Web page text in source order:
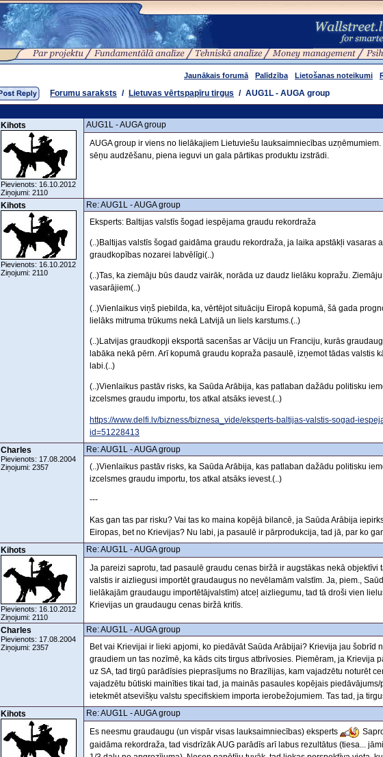
Jaunākais forumā Palīdzība Lietošanas noteikumi
Forumu saraksts / Lietuvas vērtspapīru tirgus / AUG1L - AUGA group
Kihots
Pievienots: 16.10.2012
Ziņojumi: 2110
AUG1L - AUGA group
AUGA group ir viens no lielākajiem Lietuviešu lauksaimniecības
sēņu audzēšanu, piena ieguvi un gala pārtikas produktu izstrādi.
Kihots
Pievienots: 16.10.2012
Ziņojumi: 2110
Re: AUG1L - AUGA group
Eksperts: Baltijas valstīs šogad iespējama graudu rekordraža
(..)Baltijas valstīs šogad gaidāma graudu rekordraža, ja laika apstākļi vasaras
graudkopības nozarei labvēlīgi(..)
(..)Tas, ka ziemāju būs daudz vairāk, norāda uz daudz lielāku kopražu.
vasarājiem(..)
(..)Vienlaikus viņš piebilda, ka, vērtējot situāciju Eiropā kopumā, šā gada
lielāks mitruma trūkums nekā Latvijā un liels karstums.(..)
(..)Latvijas graudkopji eksportā sacenšas ar Vāciju un Franciju, kurās
labāka nekā pērn. Arī kopumā graudu kopraža pasaulē, izņemot tādas valstis
labi.(..)
(..)Vienlaikus pastāv risks, ka Saūda Arābija, kas patlaban dažādu politisku
izcelsmes graudu importu, tos atkal atsāks ievest.(..)
https://www.delfi.lv/bizness/biznesa_vide/eksperts-baltijas-valstis-sogad-
id=51228413
Charles
Pievienots: 17.08.2004
Ziņojumi: 2357
Re: AUG1L - AUGA group
(..)Vienlaikus pastāv risks, ka Saūda Arābija, kas patlaban dažādu politisku
izcelsmes graudu importu, tos atkal atsāks ievest.(..)
---
Kas gan tas par risku? Vai tas ko maina kopējā bilancē, ja Saūda Arābija
Eiropas, bet no Krievijas? Nu labi, ja pasaulē ir pārprodukcija, tad jā, par ko
Kihots
Pievienots: 16.10.2012
Ziņojumi: 2110
Re: AUG1L - AUGA group
Ja pareizi saprotu, tad pasaulē graudu cenas biržā ir augstākas nekā objektīvi
valstis ir aizliegusi importēt graudaugus no nevēlamām valstīm. Ja, piem.,
lielākajām graudaugu importētājvalstīm) atceļ aizliegumu, tad tā droši vien
Krievijas un graudaugu cenas biržā kritīs.
Charles
Pievienots: 17.08.2004
Ziņojumi: 2357
Re: AUG1L - AUGA group
Bet vai Krievijai ir lieki apjomi, ko piedāvāt Saūda Arābijai? Krievija jau šobrīd
graudiem un tas nozīmē, ka kāds cits tirgus atbrīvosies. Piemēram, ja Krievija
uz SA, tad tirgū parādīsies pieprasījums no Brazīlijas, kam vajadzētu noturēt
vajadzētu būtiski mainīties tikai tad, ja mainās pasaules kopējais
ietekmēt atsevišķu valstu specifiskiem importa ierobežojumiem. Tas tad, ja
Kihots
Re: AUG1L - AUGA group
Es neesmu graudaugu (un vispār visas lauksaimniecības) eksperts
gaidāma rekordraža, tad visdrīzāk AUG parādīs arī labus rezultātus (tiesa...